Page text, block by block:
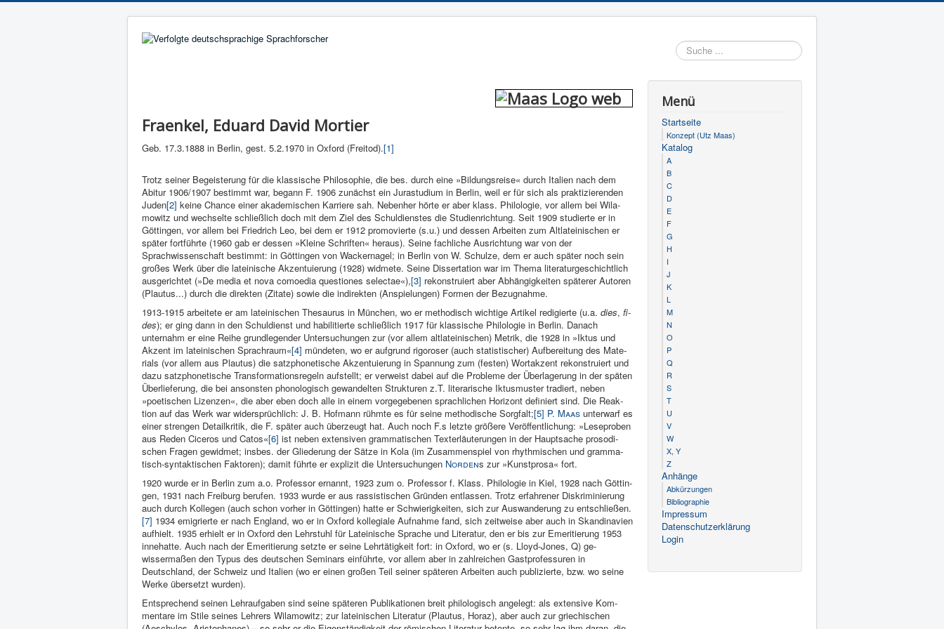
Fraenkel, Eduard David Mortier
Geb. 17.3.1888 in Berlin, gest. 5.2.1970 in Oxford (Freitod).[1]
Trotz sei­ner Begeisterung für die klassische Philoso­phie, die bes. durch eine »Bildungsreise« durch Italien nach dem
Abitur 1906/1907 bestimmt war, begann F. 1906 zunächst ein Jurastudium in Berlin, weil er für sich als praktizierenden
Juden[2] keine Chance einer akade­mischen Karriere sah. Nebenher hörte er aber klass. Philologie, vor allem bei Wila­
mowitz und wech­selte schließlich doch mit dem Ziel des Schuldienstes die Studienrichtung. Seit 1909 studierte er in
Göt­tingen, vor allem bei Fried­rich Leo, bei dem er 1912 promovierte (s.u.) und dessen Arbeiten zum Altla­teinischen er
später fortführte (1960 gab er dessen »Kleine Schriften« heraus). Seine fachliche Ausrichtung war von der
Sprachwissenschaft bestimmt: in Göttin­gen von Wac­kernagel; in Berlin von W. Schulze, dem er auch später noch sein
großes Werk über die la­teinische Akzentuierung (1928) widmete. Seine Dis­sertation war im Thema literaturge­schichtlich
ausgerichtet (»De media et nova comoedia que­stiones se­lectae«),[3] rekonstruiert aber Abhän­gigkeiten späterer Au­toren
(Plautus...) durch die direkten (Zitate) sowie die indirekten (Anspielungen) Formen der Bezug­nahme.
1913-1915 arbeitete er am lateinischen Thesaurus in Mün­chen, wo er me­thodisch wichtige Artikel redi­gierte (u.a. dies, fi­
des); er ging dann in den Schuldienst und habili­tierte schließlich 1917 für klassische Philo­logie in Berlin. Danach
unternahm er eine Reihe grundlegender Untersu­chungen zur (vor allem altlateinischen) Me­trik, die 1928 in »Iktus und
Akzent im lateini­schen Sprachraum«[4] mün­deten, wo er auf­grund rigo­roser (auch statistischer) Aufberei­tung des Mate­
rials (vor allem aus Plautus) die satzphonetische Akzentuie­rung in Spannung zum (fe­sten) Wortakzent rekonstruiert und
dazu satzpho­netische Transformationsre­geln auf­stellt; er verweist dabei auf die Pro­bleme der Über­lagerung in der spä­ten
Über­lieferung, die bei ansonsten phono­logisch gewandel­ten Struktu­ren z.T. literarische Iktus­muster tra­diert, neben
»poetischen Lizenzen«, die aber eben doch alle in ei­nem vorgegebe­nen sprachlichen Horizont de­finiert sind. Die Reak­
tion auf das Werk war widersprüchlich: J. B. Hofmann rühmte es für seine methodische Sorgfalt;[5] P. Maas un­terwarf es
ei­ner stren­gen Detailkri­tik, die F. spä­ter auch überzeugt hat. Auch noch F.s letzte größere Veröf­fentlichung: »Leseproben
aus Reden Ci­ceros und Catos«[6] ist neben ex­tensiven grammati­schen Texterläuterun­gen in der Hauptsache prosodi­
schen Fragen ge­widmet; insbes. der Gliede­rung der Sätze in Kola (im Zusammenspiel von rhythmischen und gramma­
tisch-syntak­tischen Faktoren); damit führte er explizit die Untersu­chungen Nordens zur »Kunstprosa« fort.
1920 wurde er in Berlin zum a.o. Professor er­nannt, 1923 zum o. Professor f. Klass. Philolo­gie in Kiel, 1928 nach Göttin­
gen, 1931 nach Freiburg berufen. 1933 wurde er aus rassisti­schen Gründen entlassen. Trotz erfahrener Diskriminierung
auch durch Kollegen (auch schon vorher in Göttingen) hatte er Schwierigkeiten, sich zur Auswanderung zu entschließen.
[7] 1934 emigrierte er nach England, wo er in Oxford kolle­giale Auf­nahme fand, sich zeitweise aber auch in Skandi­navien
auf­hielt. 1935 er­hielt er in Oxford den Lehrstuhl für Lateinische Sprache und Litera­tur, den er bis zur Emeritierung 1953
inne­hatte. Auch nach der Emeritierung setzte er seine Lehr­tätigkeit fort: in Oxford, wo er (s. Lloyd-Jones, Q) ge­
wissermaßen den Typus des deut­schen Seminars ein­führte, vor allem aber in zahlreichen Gastpro­fessuren in
Deutschland, der Schweiz und Italien (wo er einen großen Teil seiner späteren Arbeiten auch publizierte, bzw. wo seine
Werke übersetzt wurden).
Entsprechend seinen Lehraufgaben sind seine späteren Pu­blikationen breit philologisch ange­legt: als ex­tensive Kom­
mentare im Stile seines Lehrers Wilamo­witz; zur la­teinischen Literatur (Plautus, Horaz), aber auch zur griechischen
Menü
Startseite
Konzept (Utz Maas)
Katalog
A
B
C
D
E
F
G
H
I
J
K
L
M
N
O
P
Q
R
S
T
U
V
W
X, Y
Z
Anhänge
Abkürzungen
Bibliographie
Impressum
Datenschutzerklärung
Login